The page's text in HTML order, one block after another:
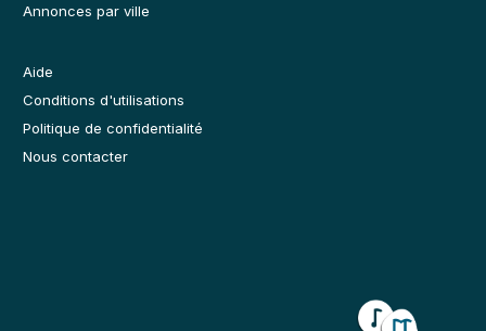
Annonces par ville
Aide
Conditions d'utilisations
Politique de confidentialité
Nous contacter